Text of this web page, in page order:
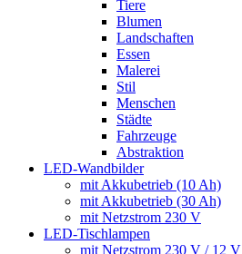
Tiere
Blumen
Landschaften
Essen
Malerei
Stil
Menschen
Städte
Fahrzeuge
Abstraktion
LED-Wandbilder
mit Akkubetrieb (10 Ah)
mit Akkubetrieb (30 Ah)
mit Netzstrom 230 V
LED-Tischlampen
mit Netzstrom 230 V / 12 V